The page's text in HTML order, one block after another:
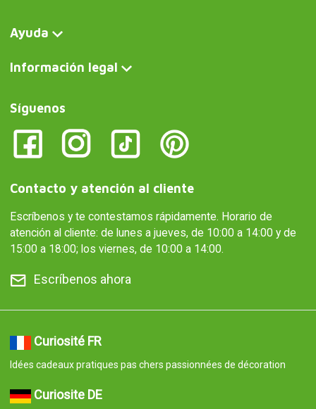
Ayuda
Información legal
Síguenos
Contacto y atención al cliente
Escríbenos y te contestamos rápidamente. Horario de
atención al cliente: de lunes a jueves, de 10:00 a 14:00 y de
15:00 a 18:00; los viernes, de 10:00 a 14:00.
Escríbenos ahora
Curiosité FR
Idées cadeaux pratiques pas chers passionnées de décoration
Curiosite DE